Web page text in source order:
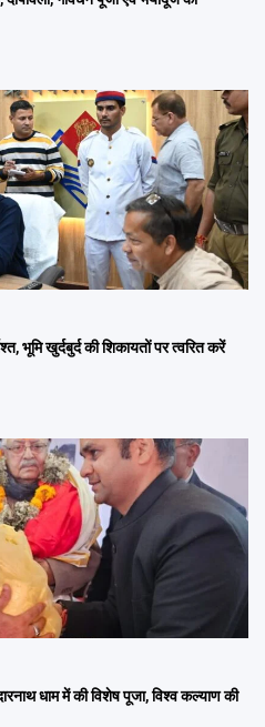
भूमि खुर्दबुर्द की शिकायतों पर त्वरित करें
धाम में की विशेष पूजा, विश्व कल्याण की